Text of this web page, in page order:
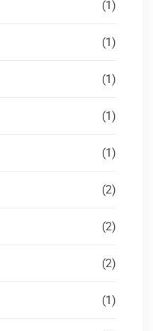
(1)
(1)
(1)
(1)
(1)
(2)
(2)
(2)
(1)